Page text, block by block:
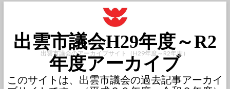
出雲市議会H29年度～R2
年度アーカイブ
出雲市議会のアーカイブサイト（H29年度～R2年度）
このサイトは、出雲市議会の過去記事アーカイ